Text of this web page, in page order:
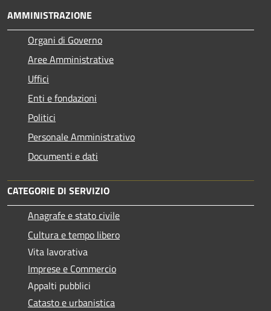
AMMINISTRAZIONE
Organi di Governo
Aree Amministrative
Uffici
Enti e fondazioni
Politici
Personale Amministrativo
Documenti e dati
CATEGORIE DI SERVIZIO
Anagrafe e stato civile
Cultura e tempo libero
Vita lavorativa
Imprese e Commercio
Appalti pubblici
Catasto e urbanistica